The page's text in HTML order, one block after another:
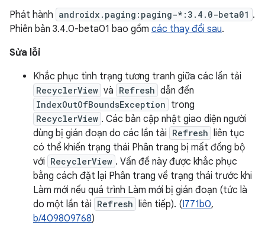
Phát hành androidx.paging:paging-*:3.4.0-beta01 .
Phiên bản 3.4.0-beta01 bao gồm các thay đổi sau.
Sửa lỗi
Khắc phục tình trạng tương tranh giữa các lần tải
RecyclerView và Refresh dẫn đến
IndexOutOfBoundsException trong
RecyclerView . Các bản cập nhật giao diện người
dùng bị gián đoạn do các lần tải Refresh liên tục
có thể khiến trạng thái Phân trang bị mất đồng bộ
với RecyclerView . Vấn đề này được khắc phục
bằng cách đặt lại Phân trang về trạng thái trước khi
Làm mới nếu quá trình Làm mới bị gián đoạn (tức là
do một lần tải Refresh liên tiếp). (I771b0,
b/409809768)